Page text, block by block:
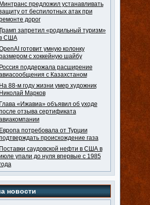
Минтранс предложил устанавливать
от беспилотных атак при
дорог
запретил «родильный туризм»
США
готовит умную колонку
с хоккейную шайбу
Россия поддержала расширение
с Казахстаном
На 88-м году жизни умер художник
Николай Марков
Глава «Ижавиа» объявил об уходе
отзыва сертификата
Европа потребовала от Турции
происхождение газа
Поставки саудовской нефти в США в
упали до нуля впервые с 1985
новости